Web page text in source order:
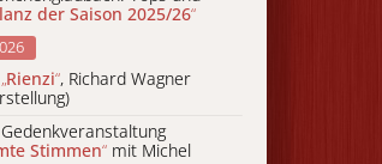
der Saison 2025/26“
„Rienzi“, Richard Wagner
Stimmen“ mit Michel